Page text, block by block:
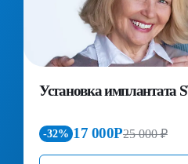
Установка имплантата
-32% 17 000Р25 000 ₽